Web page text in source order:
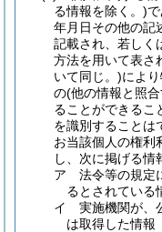
る情報を除く。)
年月日その他の記
記載され、若しく
方法を用いて表さ
いて同じ。)によ
の(他の情報と照
ることができるこ
を識別することは
お当該個人の権利
し、次に掲げる情
ア
法令等の規定
るとされている
イ
実施機関が、
は取得した情報